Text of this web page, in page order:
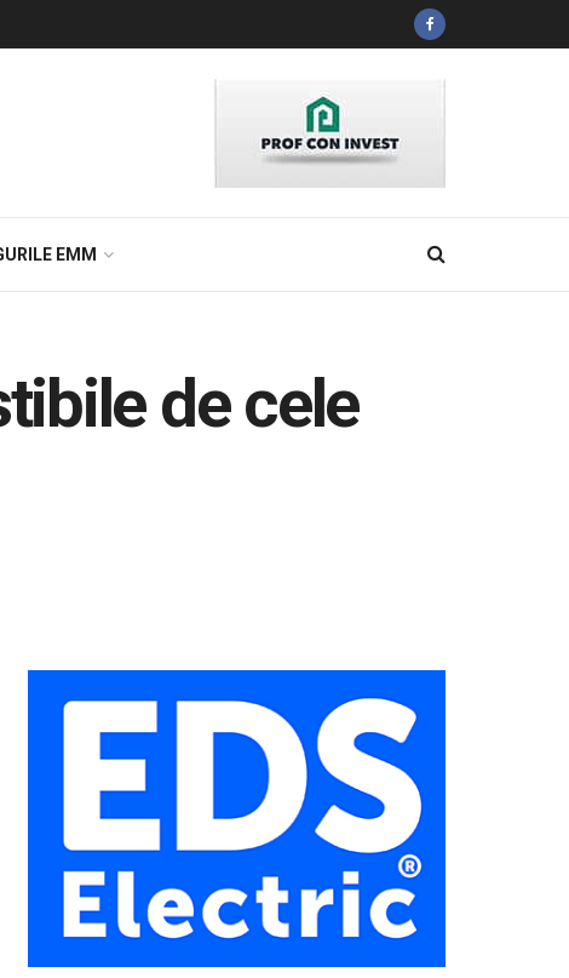
EMM
de cele